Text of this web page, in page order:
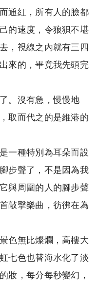
通紅，所有人的臉都
的速度，令狼狽不堪
，視線之內就有三四
來的，畢竟我先頭完
。沒有急，慢慢地
取而代之的是維港的
一種特別為耳朵而設
步聲了，不是因為我
與周圍的人的腳步聲
敲擊樂曲，彷彿在為
色無比燦爛，高樓大
七色也替海水化了淡
妝，每分每秒變幻，